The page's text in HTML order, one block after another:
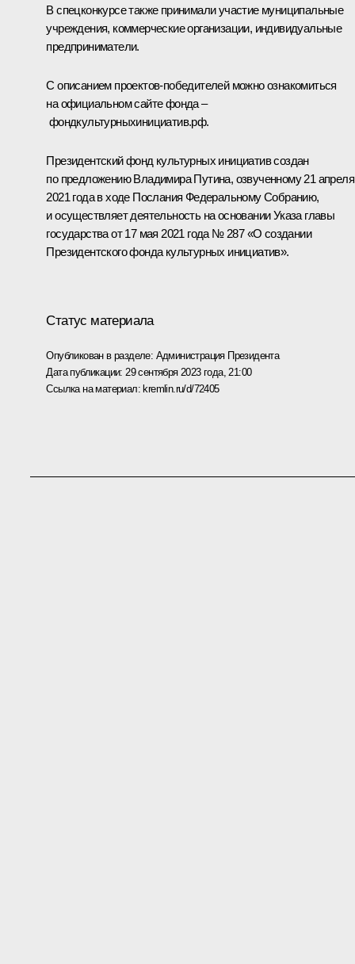
В спецконкурсе также принимали участие муниципальные
учреждения, коммерческие организации, индивидуальные
предприниматели.
С описанием проектов-победителей можно ознакомиться
на официальном сайте фонда –
фондкультурныхинициатив.рф.
Президентский фонд культурных инициатив создан
по предложению Владимира Путина, озвученному 21 апреля
2021 года в ходе Послания Федеральному Собранию,
и осуществляет деятельность на основанииУказаглавы
государства от 17 мая 2021 года № 287 «О создании
Президентского фонда культурных инициатив».
Статус материала
Опубликован в разделе: Администрация Президента
Дата публикации: 29 сентября 2023 года, 21:00
Ссылка на материал: kremlin.ru/d/72405